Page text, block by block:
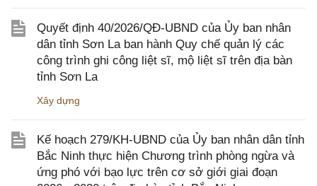
Quyết định 40/2026/QĐ-UBND của Ủy ban nhân
dân tỉnh Sơn La ban hành Quy chế quản lý các
công trình ghi công liệt sĩ, mộ liệt sĩ trên địa bàn
tỉnh Sơn La
Xây dựng
Kế hoạch 279/KH-UBND của Ủy ban nhân dân tỉnh
Bắc Ninh thực hiện Chương trình phòng ngừa và
ứng phó với bạo lực trên cơ sở giới giai đoạn